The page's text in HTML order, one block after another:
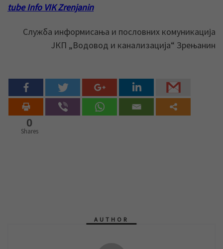
tube Info VIK Zrenjanin
Служба информисања и пословних комуникација
ЈКП „Водовод и канализација“ Зрењанин
0
Shares
AUTHOR